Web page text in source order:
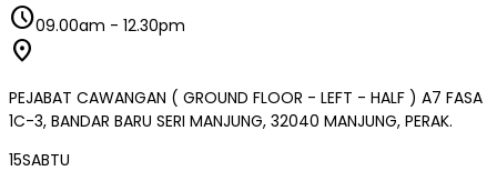
schedule09.00am - 12.30pm
location_on
PEJABAT CAWANGAN ( GROUND FLOOR - LEFT - HALF ) A7 FASA
1C-3, BANDAR BARU SERI MANJUNG, 32040 MANJUNG, PERAK.
15SABTU